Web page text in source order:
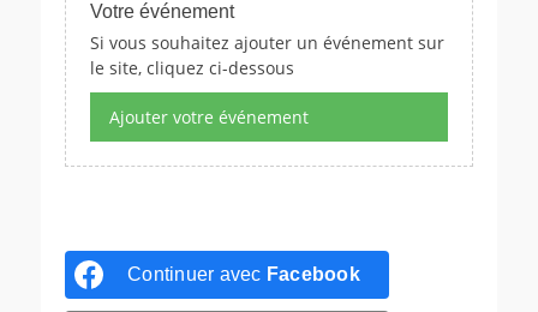
Votre événement
Si vous souhaitez ajouter un événement sur
le site, cliquez ci-dessous
Ajouter votre événement
Continuer avec Facebook